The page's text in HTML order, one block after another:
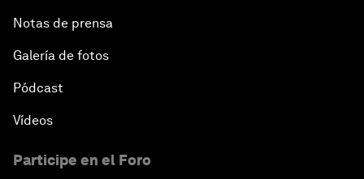
Notas de prensa
Galería de fotos
Pódcast
Vídeos
Participe en el Foro